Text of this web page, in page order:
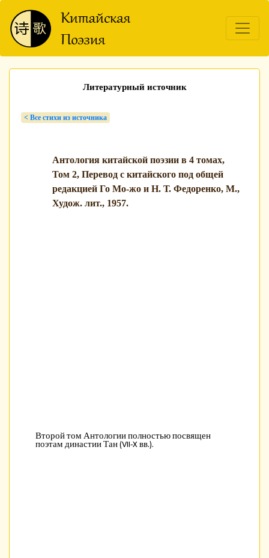
Литературный источник
< Bсе стихи из источника
Антология китайской поэзии в 4 томах,
Том 2, Перевод с китайского под общей
редакцией Го Мо-жо и Н. Т. Федоренко, М.,
Худож. лит., 1957.